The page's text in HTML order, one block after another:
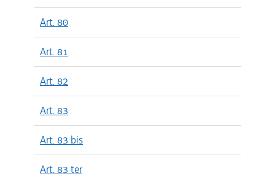
Art. 80
Art. 81
Art. 82
Art. 83
Art. 83 bis
Art. 83 ter